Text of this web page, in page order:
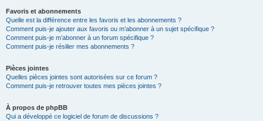
Favoris et abonnements
Quelle est la différence entre les favoris et les abonnements ?
Comment puis-je ajouter aux favoris ou m’abonner à un sujet spécifique ?
Comment puis-je m’abonner à un forum spécifique ?
Comment puis-je résilier mes abonnements ?
Pièces jointes
Quelles pièces jointes sont autorisées sur ce forum ?
Comment puis-je retrouver toutes mes pièces jointes ?
À propos de phpBB
Qui a développé ce logiciel de forum de discussions ?